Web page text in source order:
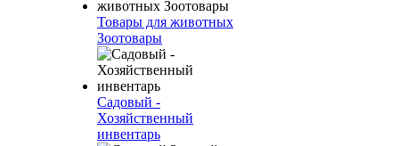
Товары для животных
Зоотовары
Садовый -
Хозяйственный
инвентарь